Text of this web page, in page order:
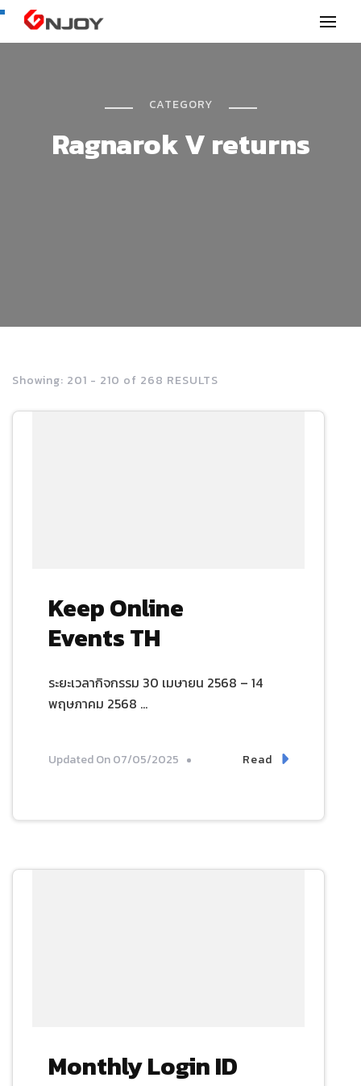
GNjoy mobile news
CATEGORY
Ragnarok V returns
Showing: 201 - 210 of 268 RESULTS
Keep Online
Events TH
ระยะเวลากิจกรรม 30 เมษายน 2568 – 14
พฤษภาคม 2568 …
Updated On07/05/2025 Read
Monthly Login ID